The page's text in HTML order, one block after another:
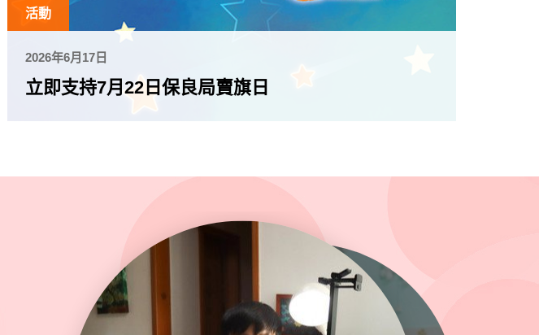
活動
2026年6月17日
立即支持7月22日保良局賣旗日